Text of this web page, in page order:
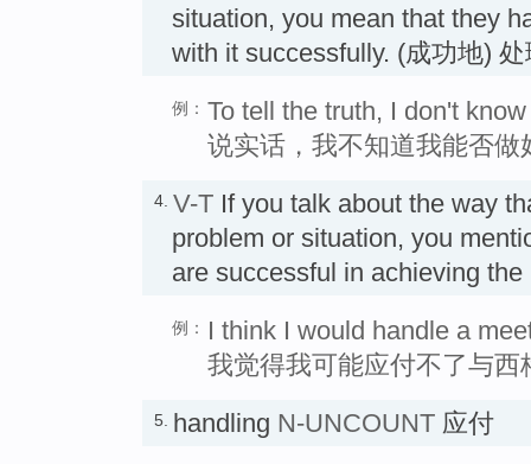
situation, you mean that they
with it successfully. (成功地) 处
例： To tell the truth, I don't
说实话，我不知道我能否做
4. V-T If you talk about the way
problem or situation, you
are successful in achieving
例：
I think I would handle a
我觉得我可能应付不了与西
5. handling N-UNCOUNT 应付